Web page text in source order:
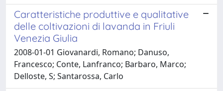
Caratteristiche produttive e qualitative
delle coltivazioni di lavanda in Friuli
Venezia Giulia
2008-01-01 Giovanardi, Romano; Danuso,
Francesco; Conte, Lanfranco; Barbaro, Marco;
Delloste, S; Santarossa, Carlo